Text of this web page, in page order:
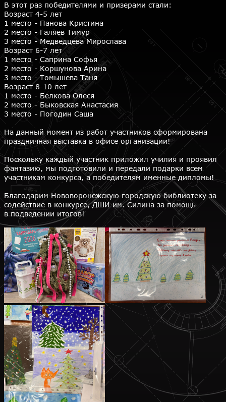
В этот раз победителями и призерами стали:
Возраст 4-5 лет
1 место - Панова Кристина
2 место - Галяев Тимур
3 место - Медведцева Мирослава
Возраст 6-7 лет
1 место - Саприна Софья
2 место - Коршунова Арина
3 место - Томышева Таня
Возраст 8-10 лет
1 место - Белкова Олеся
2 место - Быковская Анастасия
3 место - Погодин Саша
На данный момент из работ участников сформирована
праздничная выставка в офисе организации!
Поскольку каждый участник приложил училия и проявил
фантазию, мы подготовили и передали подарки всем
участникам конкурса, а победителям именные дипломы!
Благодарим Нововоронежскую городскую библиотеку за
содействие в конкурсе, ДШИ им. Силина за помощь
в подведении итогов!